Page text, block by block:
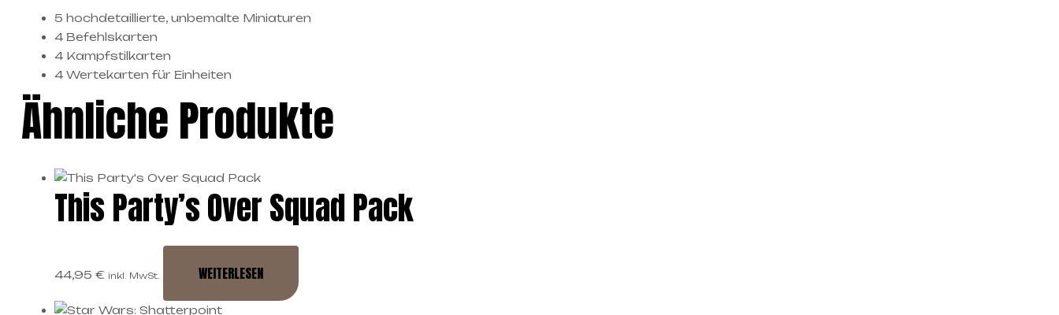
5 hochdetaillierte, unbemalte Miniaturen
4 Befehlskarten
4 Kampfstilkarten
4 Wertekarten für Einheiten
Ähnliche Produkte
This Party’s Over Squad Pack
44,95 € inkl. MwSt. WEITERLESEN